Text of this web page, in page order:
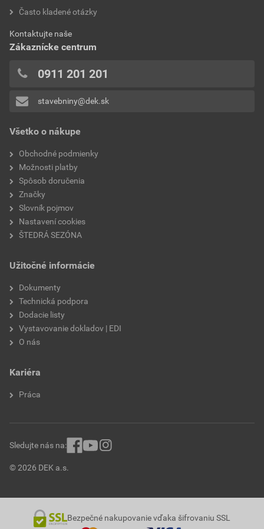
Aktuálna predajná porovnávacia cena po zľave 32% z
cenníkovej ceny
5,37 EUR
bez DPH za kg
typ
hustota
hodnota PH
hodnotilo 0 užívateľov
Pridávať hodnotenie môže iba prihlásený užívateľ.
Všetko o nákupe
Obchodné podmienky
Možnosti platby
Spôsob doručenia
Značky
Slovník pojmov
Nastavení cookies
ŠTEDRÁ SEZÓNA
Užitočné informácie
Dokumenty
Technická podpora
Dodacie listy
Vystavovanie dokladov | EDI
O nás
Kariéra
Práca
Často kladené otázky
Kontaktujte naše
Zákaznícke centrum
0911 201 201
stavebniny@dek.sk
© 2026 DEK a.s.
Sledujte nás na:
Bezpečné nakupovanie vďaka šifrovaniu SSL